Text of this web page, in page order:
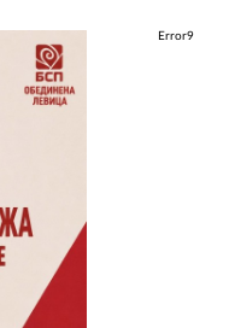
Error9